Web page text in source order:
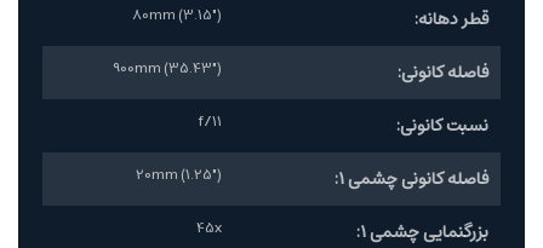
قطر دهانه: 80mm (3.15")
فاصله کانونی: 900mm (35.43")
نسبت کانونی: f/11
فاصله کانونی چشمی 1: 20mm (1.25")
بزرگنمایی چشمی 1: 45x